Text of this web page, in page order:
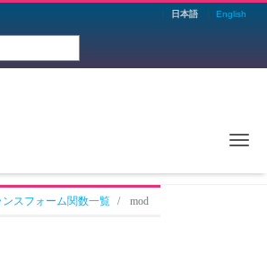
日本語 English
ンスフォーム関数一覧 mod